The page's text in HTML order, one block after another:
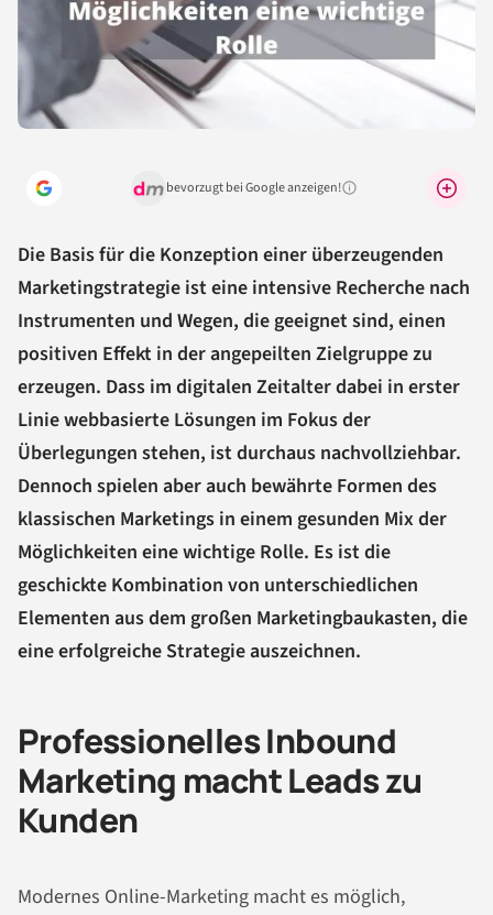
bevorzugt bei Google anzeigen!Warum lohnt sich das?
Die Basis für die Konzeption einer überzeugenden
Marketingstrategie ist eine intensive Recherche nach
Instrumenten und Wegen, die geeignet sind, einen
positiven Effekt in der angepeilten Zielgruppe zu
erzeugen. Dass im digitalen Zeitalter dabei in erster
Linie webbasierte Lösungen im Fokus der
Überlegungen stehen, ist durchaus nachvollziehbar.
Dennoch spielen aber auch bewährte Formen des
klassischen Marketings in einem gesunden Mix der
Möglichkeiten eine wichtige Rolle. Es ist die
geschickte Kombination von unterschiedlichen
Elementen aus dem großen Marketingbaukasten, die
eine erfolgreiche Strategie auszeichnen.
Professionelles Inbound
Marketing macht Leads zu
Kunden
Modernes Online-Marketing macht es möglich,